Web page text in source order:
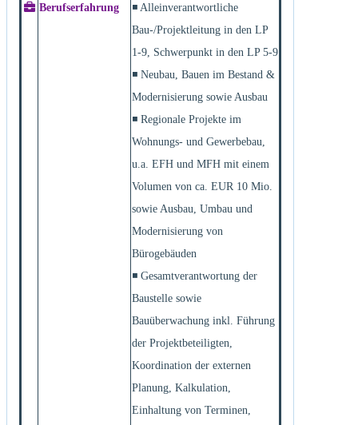
Berufserfahrung
◾ Alleinverantwortliche
Bau-/Projektleitung in den LP
1-9, Schwerpunkt in den LP 5-9
◾ Neubau, Bauen im Bestand &
Modernisierung sowie Ausbau
◾ Regionale Projekte im
Wohnungs- und Gewerbebau,
u.a. EFH und MFH mit einem
Volumen von ca. EUR 10 Mio.
sowie Ausbau, Umbau und
Modernisierung von
Bürogebäuden
◾ Gesamtverantwortung der
Baustelle sowie
Bauüberwachung inkl. Führung
der Projektbeteiligten,
Koordination der externen
Planung, Kalkulation,
Einhaltung von Terminen,